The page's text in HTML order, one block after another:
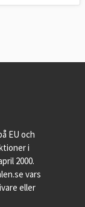
EU och
i
2000.
vars
eller